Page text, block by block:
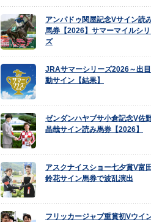
アンパドゥ関屋記念Vサイン読
馬券【2026】サマーマイルシ
ズ
JRAサマーシリーズ2026～出
動サイン【結果】
ゼンダンハヤブサ小倉記念V佐
晶哉サイン読み馬券【2026】
アスクナイスショー七夕賞V富田
鈴花サイン馬券で波乱演出
フリッカージャブ重賞初Vウイ